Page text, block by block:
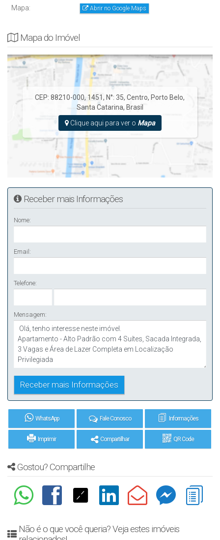
Mapa: Abrir no Google Maps
Mapa do Imóvel
CEP: 88210-000, 1451, N°: 35,Centro, Porto Belo,
Santa Catarina, Brasil
Clique aqui para ver o Mapa
Receber mais Informações
Nome:
Email:
Telefone:
Mensagem:
WhatsApp Fale Conosco Informações
Imprimir Compartilhar QR Code
Gostou? Compartilhe
Não é o que você queria? Veja estes imóveis